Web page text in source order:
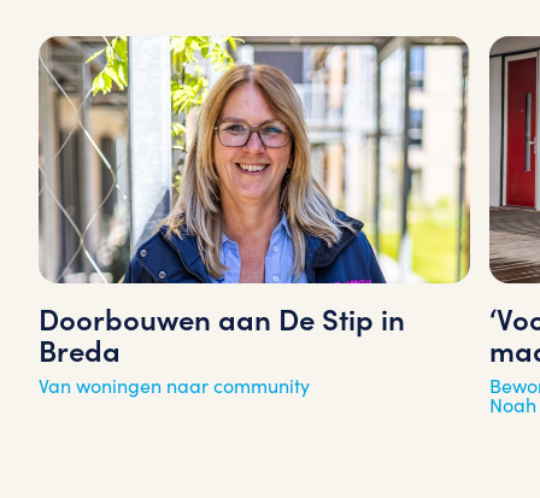
Doorbouwen aan De Stip in
Breda
Van woningen naar community
Noah